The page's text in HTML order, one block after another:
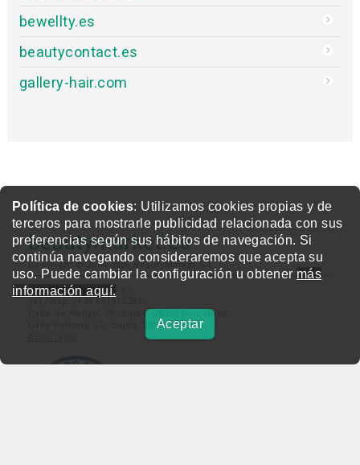
Política de cookies: Utilizamos cookies propias y de
terceros para mostrarle publicidad relacionada con sus
preferencias según sus hábitos de navegación. Si
continúa navegando consideraremos que acepta su
uso. Puede cambiar la configuración u obtener más
información aquí.
Aceptar
bewellty.es
beautycontact.es
gallery-hair.com
beautymarket.es
Copyright © 2004-2026 BeautyMarket S.L.
info@beautymarket.es
Calle de Avinyó, 29 - bajos. 08002 Barcelona
Calle Fortuny, 51 - bajos. 28010 Madrid